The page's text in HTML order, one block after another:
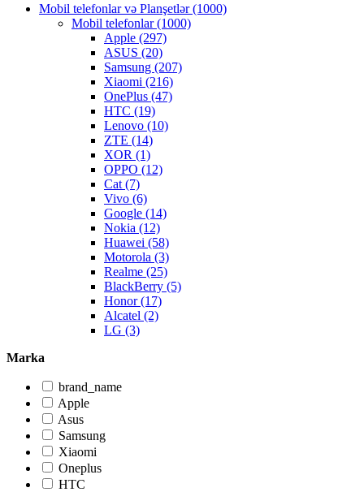
Mobil telefonlar və Planşetlər (1000)
Mobil telefonlar (1000)
Apple (297)
ASUS (20)
Samsung (207)
Xiaomi (216)
OnePlus (47)
HTC (19)
Lenovo (10)
ZTE (14)
XOR (1)
OPPO (12)
Cat (7)
Vivo (6)
Google (14)
Nokia (12)
Huawei (58)
Motorola (3)
Realme (25)
BlackBerry (5)
Honor (17)
Alcatel (2)
LG (3)
Marka
brand_name
Apple
Asus
Samsung
Xiaomi
Oneplus
HTC